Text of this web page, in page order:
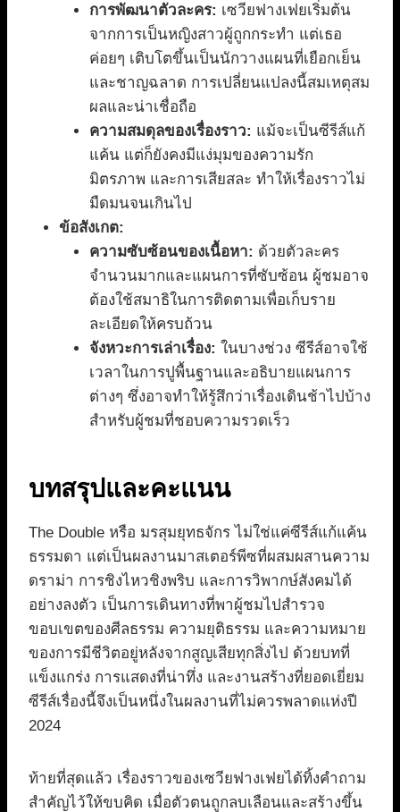
การพัฒนาตัวละคร: เซวียฟางเฟยเริ่มต้น
จากการเป็นหญิงสาวผู้ถูกกระทำ แต่เธอ
ค่อยๆ เติบโตขึ้นเป็นนักวางแผนที่เยือกเย็น
และชาญฉลาด การเปลี่ยนแปลงนี้สมเหตุสม
ผลและน่าเชื่อถือ
ความสมดุลของเรื่องราว: แม้จะเป็นซีรีส์แก้
แค้น แต่ก็ยังคงมีแง่มุมของความรัก
มิตรภาพ และการเสียสละ ทำให้เรื่องราวไม่
มืดมนจนเกินไป
ข้อสังเกต:
ความซับซ้อนของเนื้อหา: ด้วยตัวละคร
จำนวนมากและแผนการที่ซับซ้อน ผู้ชมอาจ
ต้องใช้สมาธิในการติดตามเพื่อเก็บราย
ละเอียดให้ครบถ้วน
จังหวะการเล่าเรื่อง: ในบางช่วง ซีรีส์อาจใช้
เวลาในการปูพื้นฐานและอธิบายแผนการ
ต่างๆ ซึ่งอาจทำให้รู้สึกว่าเรื่องเดินช้าไปบ้าง
สำหรับผู้ชมที่ชอบความรวดเร็ว
บทสรุปและคะแนน
The Double หรือ มรสุมยุทธจักร ไม่ใช่แค่ซีรีส์แก้แค้น
ธรรมดา แต่เป็นผลงานมาสเตอร์พีซที่ผสมผสานความ
ดราม่า การชิงไหวชิงพริบ และการวิพากษ์สังคมได้
อย่างลงตัว เป็นการเดินทางที่พาผู้ชมไปสำรวจ
ขอบเขตของศีลธรรม ความยุติธรรม และความหมาย
ของการมีชีวิตอยู่หลังจากสูญเสียทุกสิ่งไป ด้วยบทที่
แข็งแกร่ง การแสดงที่น่าทึ่ง และงานสร้างที่ยอดเยี่ยม
ซีรีส์เรื่องนี้จึงเป็นหนึ่งในผลงานที่ไม่ควรพลาดแห่งปี
2024
ท้ายที่สุดแล้ว เรื่องราวของเซวียฟางเฟยได้ทิ้งคำถาม
สำคัญไว้ให้ขบคิด เมื่อตัวตนถูกลบเลือนและสร้างขึ้น